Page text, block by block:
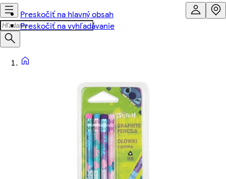
Preskočiť na hlavný obsah
Preskočiť na vyhľadávanie